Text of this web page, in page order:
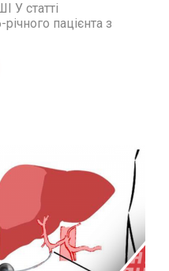
У статті
пацієнта з